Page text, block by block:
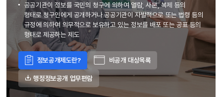
공공기관이 정보를 국민의 청구에 의하여 열람, 사본, 복제 등의
형태로 청구인에게 공개하거나 공공기관이 자발적으로 또는 법령 등의
규정에 의하여 의무적으로 보유하고 있는 정보를 배포 또는 공표 등의
형태로 제공하는 제도
정보공개제도란? 비공개 대상목록
행정정보공개 업무편람